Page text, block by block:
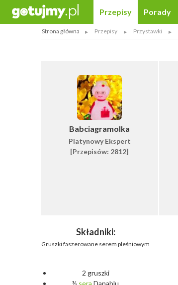
Przepisy Porady
Strona główna Przepisy Przystawki
Babciagramolka
Platynowy Ekspert
[Przepisów: 2812]
Składniki:
Gruszki faszerowane serem pleśniowym
2 gruszki
½ sera Danablu